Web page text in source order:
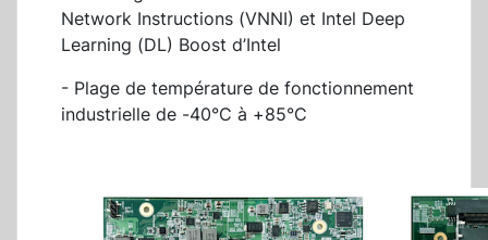
Network Instructions (VNNI) et Intel Deep
Learning (DL) Boost d’Intel
- Plage de température de fonctionnement
industrielle de -40°C à +85°C